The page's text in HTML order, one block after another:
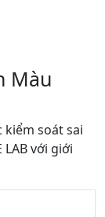
Màu
kiểm soát sai
với giới